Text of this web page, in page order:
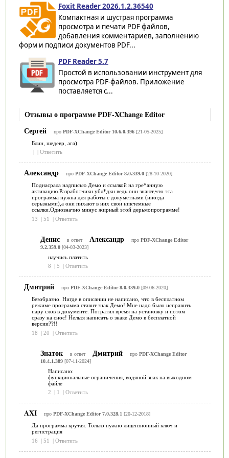
Foxit Reader 2026.1.2.36540
Компактная и шустрая программа
просмотра и печати PDF файлов,
добавления комментариев, заполнению
форм и подписи документов PDF...
PDF Reader 5.7
Простой в использовании инструмент для
просмотра PDF-файлов. Приложение
поставляется с...
Отзывы о программе PDF-XChange Editor
Сергей
про PDF-XChange Editor 10.6.0.396[21-05-2025]
Блин, шедевр, ага)
Ответить
Александр про PDF-XChange Editor 8.0.339.0[28-10-2020]
Поднасрала надписью Демо и ссылкой на гре*анную
активацию.Разработчики убл*дки ведь они знают,что эта
программа нужна для работы с докуметнами (иногда
серьзными),а они пихают в них свои никчемные
ссылки.Однозначно минус жирный этой дерьмопрограмме!
13
| 51 | Ответить
Денис в ответ Александр про PDF-XChange Editor
9.2.359.0[04-03-2023]
научись платить
8
5 Ответить
Дмитрий про PDF-XChange Editor 8.0.339.0[09-06-2020]
Безобразно. Нигде в описании не написано, что в бесплатном
режиме программа ставит знак Демо! Мне надо было исправить
пару слов в документе. Потратил время на установку и потом
сразу на снос! Нельзя написать о знаке Демо в бесплатной
версии??!!
18
| 20 | Ответить
Знаток в ответ Дмитрий про PDF-XChange Editor
10.4.1.389[07-11-2024]
Написано:
функциональные ограничения, водяной знак на выходном
файле
2
1 Ответить
AXI про PDF-XChange Editor 7.0.328.1[20-12-2018]
Да программа крутая. Только нужно лицензионный ключ и
регистрация
16
| 51 | Ответить